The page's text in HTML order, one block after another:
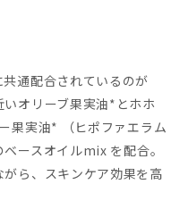
通配合されているのが
いオリーブ果実油*とホホ
果実油*
（ヒポファエラム
ースオイルmix を配合。
ら、スキンケア効果を高